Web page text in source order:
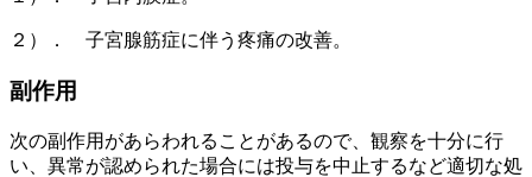
２）． 子宮腺筋症に伴う疼痛の改善。
副作用
次の副作用があらわれることがあるので、観察を十分に行
い、異常が認められた場合には投与を中止するなど適切な処